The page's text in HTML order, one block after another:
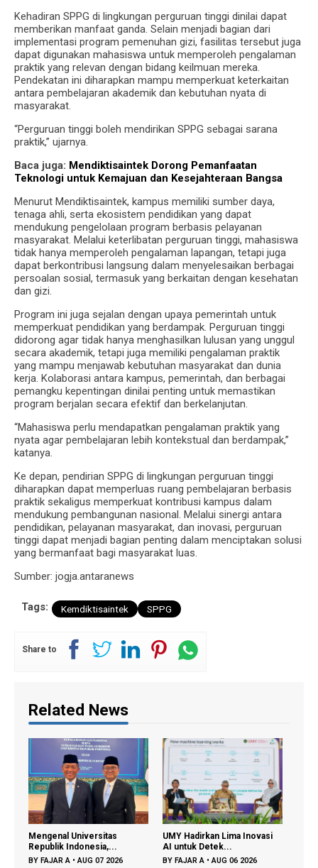
Kehadiran SPPG di lingkungan perguruan tinggi dinilai dapat
memberikan manfaat ganda. Selain menjadi bagian dari
implementasi program pemenuhan gizi, fasilitas tersebut juga
dapat digunakan mahasiswa untuk memperoleh pengalaman
praktik yang relevan dengan bidang keilmuan mereka.
Pendekatan ini diharapkan mampu memperkuat keterkaitan
antara pembelajaran akademik dan kebutuhan nyata di
masyarakat.
“Perguruan tinggi boleh mendirikan SPPG sebagai sarana
praktik,” ujarnya.
Baca juga: Mendiktisaintek Dorong Pemanfaatan
Teknologi untuk Kemajuan dan Kesejahteraan Bangsa
Menurut Mendiktisaintek, kampus memiliki sumber daya,
tenaga ahli, serta ekosistem pendidikan yang dapat
mendukung pengelolaan program berbasis pelayanan
masyarakat. Melalui keterlibatan perguruan tinggi, mahasiswa
tidak hanya memperoleh pengalaman lapangan, tetapi juga
dapat berkontribusi langsung dalam menyelesaikan berbagai
persoalan sosial, termasuk yang berkaitan dengan kesehatan
dan gizi.
Program ini juga sejalan dengan upaya pemerintah untuk
memperkuat pendidikan yang berdampak. Perguruan tinggi
didorong agar tidak hanya menghasilkan lulusan yang unggul
secara akademik, tetapi juga memiliki pengalaman praktik
yang mampu menjawab kebutuhan masyarakat dan dunia
kerja. Kolaborasi antara kampus, pemerintah, dan berbagai
pemangku kepentingan dinilai penting untuk memastikan
program berjalan secara efektif dan berkelanjutan.
“Mahasiswa perlu mendapatkan pengalaman praktik yang
nyata agar pembelajaran lebih kontekstual dan berdampak,”
katanya.
Ke depan, pendirian SPPG di lingkungan perguruan tinggi
diharapkan dapat memperluas ruang pembelajaran berbasis
praktik sekaligus memperkuat kontribusi kampus dalam
mendukung pembangunan nasional. Melalui sinergi antara
pendidikan, pelayanan masyarakat, dan inovasi, perguruan
tinggi dapat menjadi bagian penting dalam menciptakan solusi
yang bermanfaat bagi masyarakat luas.
Sumber: jogja.antaranews
Tags: Kemdiktisaintek SPPG
Share to
Related News
Universitas
Indonesia,...
•AUG 07 2026
UMY Hadirkan Lima Inovasi
AI untuk Detek...
BY •AUG 06 2026
Perpustakaan di
BY